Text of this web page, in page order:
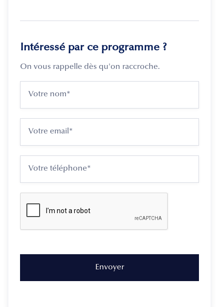
Intéressé par ce programme ?
On vous rappelle dès qu'on raccroche.